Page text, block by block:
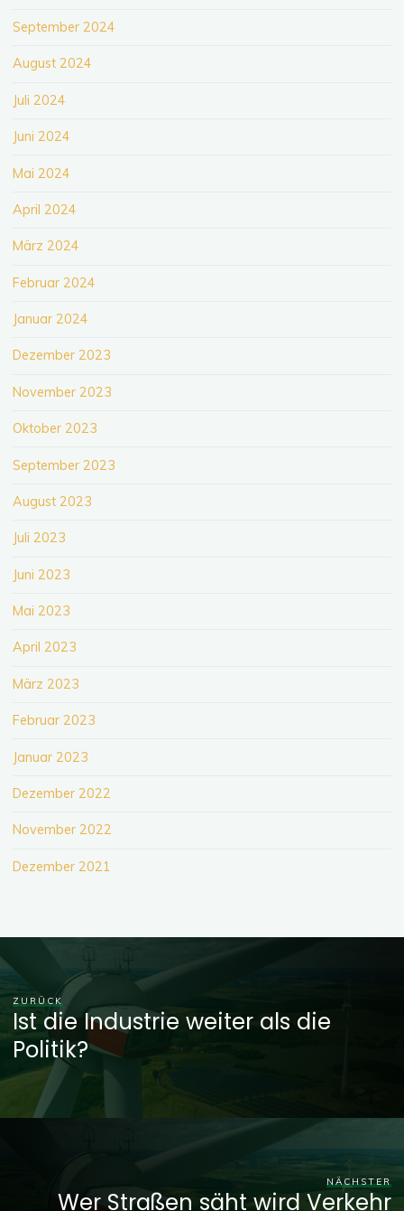
September 2024
August 2024
Juli 2024
Juni 2024
Mai 2024
April 2024
März 2024
Februar 2024
Januar 2024
Dezember 2023
November 2023
Oktober 2023
September 2023
August 2023
Juli 2023
Juni 2023
Mai 2023
April 2023
März 2023
Februar 2023
Januar 2023
Dezember 2022
November 2022
Dezember 2021
ZURÜCK
Ist die Industrie weiter als die
Politik?
NÄCHSTER
Wer Straßen säht wird Verkehr